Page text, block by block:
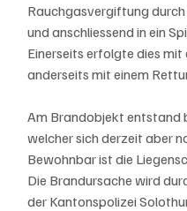
Rauchgasvergiftung
und anschliessend in ein
Einerseits erfolgte dies mit
anderseits mit einem
Am Brandobjekt entstand
welcher sich derzeit aber
Bewohnbar ist die
Die Brandursache wird
der Kantonspolizei